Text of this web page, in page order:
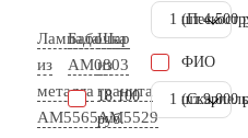
Лампада
из
металла
AM5565
Бабочка
AM0803
18.100
руб.
Шар
из
гранита
AM5529
1 шт.4.500
ФИО
1 шт.9.000